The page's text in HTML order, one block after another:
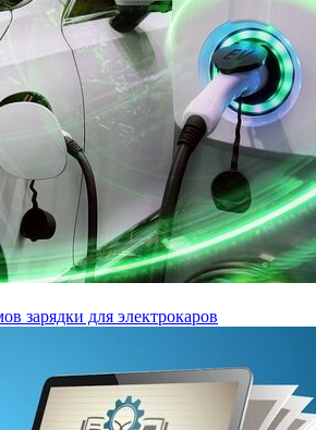
зарядки для электрокаров